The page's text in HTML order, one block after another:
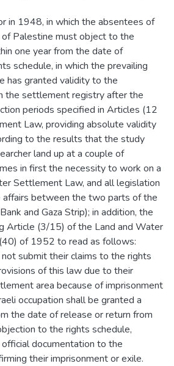
in 1948, in which the absentees of
of Palestine must object to the
one year from the date of
schedule, in which the prevailing
has granted validity to the
the settlement registry after the
periods specified in Articles (12
Law, providing absolute validity
to the results that the study
land up at a couple of
in first the necessity to work on a
Settlement Law, and all legislation
between the two parts of the
and Gaza Strip); in addition, the
Article (3/15) of the Land and Water
of 1952 to read as follows:
submit their claims to the rights
of this law due to their
area because of imprisonment
occupation shall be granted a
the date of release or return from
to the rights schedule,
documentation to the
their imprisonment or exile.